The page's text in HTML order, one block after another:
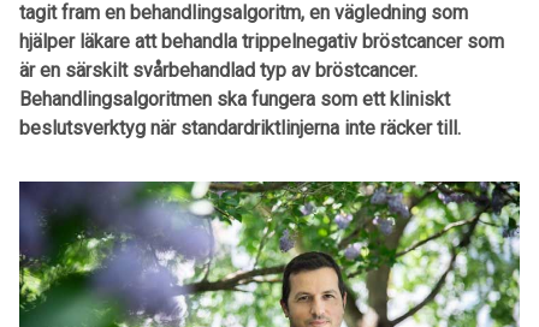
tagit fram en behandlingsalgoritm, en vägledning som
hjälper läkare att behandla trippelnegativ bröstcancer som
är en särskilt svårbehandlad typ av bröstcancer.
Behandlingsalgoritmen ska fungera som ett kliniskt
beslutsverktyg när standardriktlinjerna inte räcker till.